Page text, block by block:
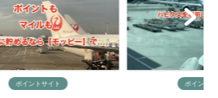
ポイントサイト マイルの